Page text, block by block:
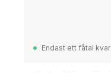
Endast ett fåtal kvar